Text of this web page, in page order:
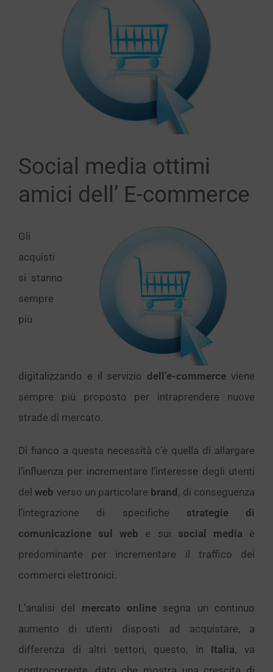
Social media ottimi
amici dell’ E-commerce
Gli
acquisti
si stanno
sempre
più
digitalizzando e il servizio dell’e-commerce viene
sempre più proposto per intraprendere nuove
strade di mercato.
Di fianco a questa necessità c’è quella di allargare
l’influenza per incrementare l’interesse degli utenti
delweb verso un particolare brand, di conseguenza
l’integrazione di specifiche strategie di
comunicazione sul web e sui social media è
predominante per incrementare il traffico dei
commerci elettronici.
L’analisi del mercato online segna un continuo
aumento di utenti disposti ad acquistare, a
differenza di altri settori, questo, in Italia, va